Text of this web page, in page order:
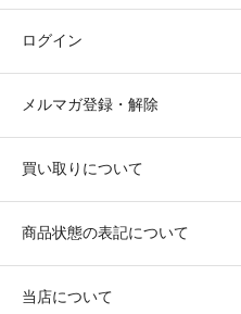
ログイン
メルマガ登録・解除
買い取りについて
商品状態の表記について
当店について